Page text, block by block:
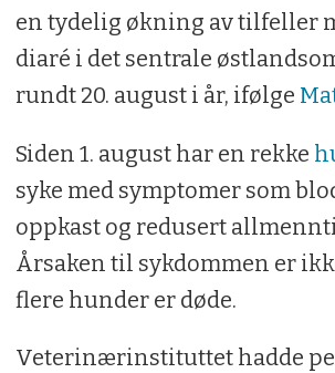
en tydelig økning av tilfeller
diaré i det sentrale
rundt 20. august i år, ifølge
Siden 1. august har en rekke
syke med symptomer som
oppkast og redusert
Årsaken til sykdommen er
flere hunder er døde.
Veterinærinstituttet hadde